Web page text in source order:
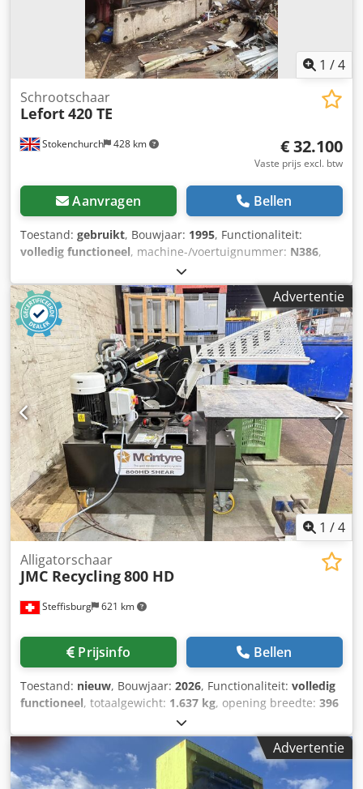
1 /4
Stokenchurch 428 km
Schrootschaar
Lefort420 TE
€ 32.100
Vaste prijs excl. btw
Aanvragen Bellen
Toestand: gebruikt, Bouwjaar: 1995, Functionaliteit:
volledig functioneel, machine-/voertuignummer: N386,
Gebruikte Lefort 420 TE pers-schermachine Djdpfxozqtutj
Akaeck Iveco-motor (zeer zuinig op diesel) Alles
functioneert naar behoren Kan in bedrijf worden bekeken
Compleet met afstandsbediening
Advertentie
1 /4
Steffisburg 621 km
Alligatorschaar
JMC Recycling800 HD
Prijsinfo Bellen
Toestand: nieuw, Bouwjaar: 2026, Functionaliteit: volledig
functioneel, totaalgewicht: 1.637 kg, opening breedte: 396
912 mm, totale lengte:
totale hoogte:1.598 mm, snijkracht:120 t, Alligator-schaar
JMC 800 HD met hydraulische kleminrichting De Alligator-
schaar 800HD is een snelle en krachtige metaalschaar met
Advertentie